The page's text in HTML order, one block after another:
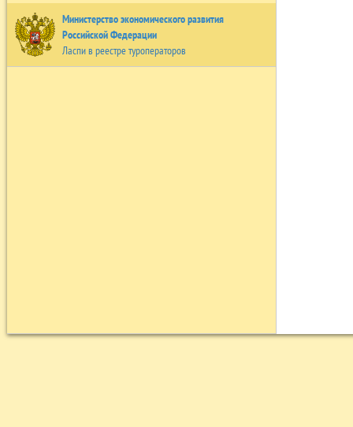
Министерство экономического развития
Российской Федерации
Ласпи в реестре туроператоров